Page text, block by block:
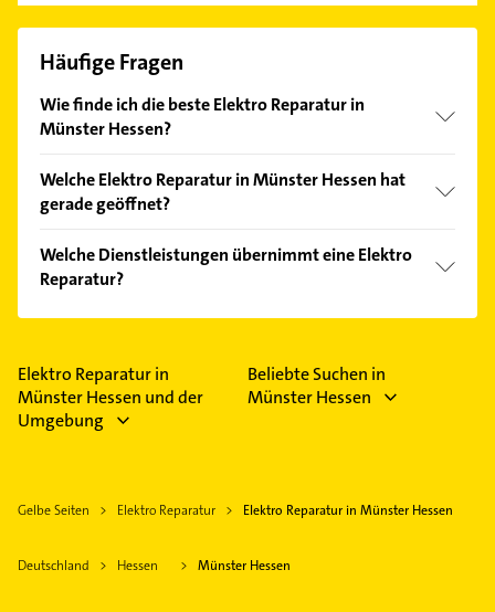
Häufige Fragen
Wie finde ich die beste Elektro Reparatur in
Münster Hessen?
Kundenmeinungen und profitieren Sie von den
Empfehlungen. Die Suchergebnisse können Sie sich
Welche Elektro Reparatur in Münster Hessen hat
gerade geöffnet?
Bitte beachten Sie, dass diese an Sonn- und
Feiertagen abweichen können.
Welche Dienstleistungen übernimmt eine Elektro
Reparatur?
Folgende Leistungen werden angeboten:
Elektro Reparatur in
Münster Hessen und der
Umgebung
Beliebte Suchen in
Münster Hessen
Gelbe Seiten Elektro Reparatur Elektro Reparatur in Münster Hessen
Deutschland Hessen Münster Hessen